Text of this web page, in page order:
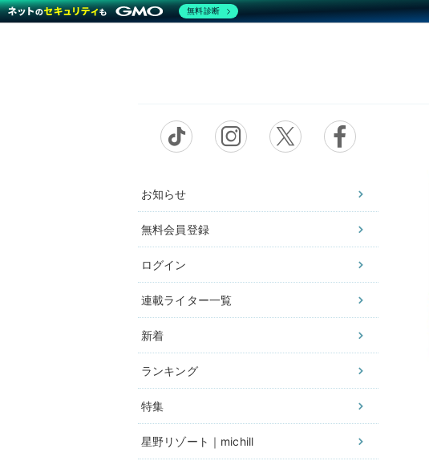
お知らせ
無料会員登録
ログイン
連載ライター一覧
新着
ランキング
特集
星野リゾート｜michill
無料診断